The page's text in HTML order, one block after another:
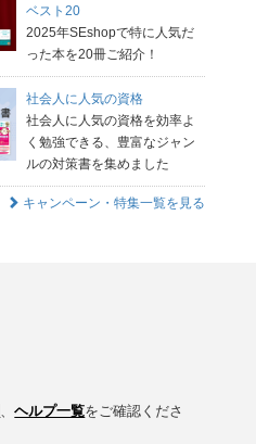
ベスト20
2025年SEshopで特に人気だ
った本を20冊ご紹介！
社会人に人気の資格
社会人に人気の資格を効率よ
く勉強できる、豊富なジャン
ルの対策書を集めました
キャンペーン・特集一覧を見る
、ヘルプ一覧をご確認くださ